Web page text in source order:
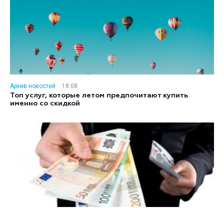
Архив новостей
18:08
Топ услуг, которые летом предпочитают купить
именно со скидкой